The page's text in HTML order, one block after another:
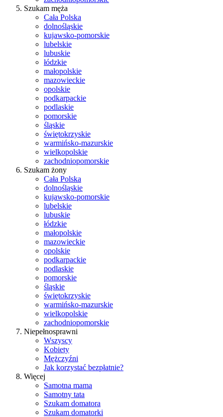
Szukam męża
Cała Polska
dolnośląskie
kujawsko-pomorskie
lubelskie
lubuskie
łódzkie
małopolskie
mazowieckie
opolskie
podkarpackie
podlaskie
pomorskie
śląskie
świętokrzyskie
warmińsko-mazurskie
wielkopolskie
zachodniopomorskie
Szukam żony
Cała Polska
dolnośląskie
kujawsko-pomorskie
lubelskie
lubuskie
łódzkie
małopolskie
mazowieckie
opolskie
podkarpackie
podlaskie
pomorskie
śląskie
świętokrzyskie
warmińsko-mazurskie
wielkopolskie
zachodniopomorskie
Niepełnosprawni
Wszyscy
Kobiety
Mężczyźni
Jak korzystać bezpłatnie?
Więcej
Samotna mama
Samotny tata
Szukam domatora
Szukam domatorki